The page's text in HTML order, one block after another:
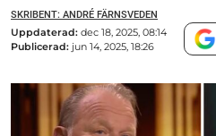
SKRIBENT: ANDRÉ FÄRNSVEDEN
Uppdaterad: dec 18, 2025, 08:14
Publicerad: jun 14, 2025, 18:26